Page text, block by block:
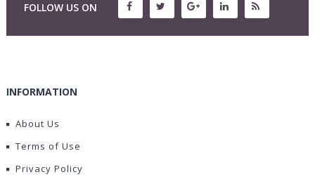
FOLLOW US ON
INFORMATION
About Us
Terms of Use
Privacy Policy